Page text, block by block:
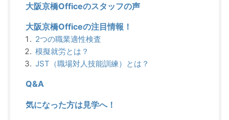
大阪京橋Officeのスタッフの声
大阪京橋Officeの注目情報！
2つの職業適性検査
模擬就労とは？
JST（職場対人技能訓練）とは？
Q&A
気になった方は見学へ！